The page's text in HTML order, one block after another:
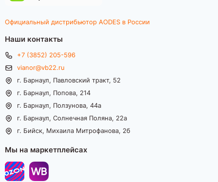
Официальный дистрибьютор AODES в России
Наши контакты
+7 (3852) 205-596
vianor@vb22.ru
г. Барнаул, Павловский тракт, 52
г. Барнаул, Попова, 214
г. Барнаул, Ползунова, 44а
г. Барнаул, Солнечная Поляна, 22а
г. Бийск, Михаила Митрофанова, 2б
Мы на маркетплейсах